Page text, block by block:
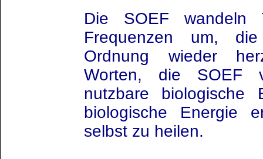
Die SOEF wandeln
Frequenzen um,
Ordnung wieder
Worten, die SOEF
nutzbare biologische
biologische Energie
selbst zu heilen.